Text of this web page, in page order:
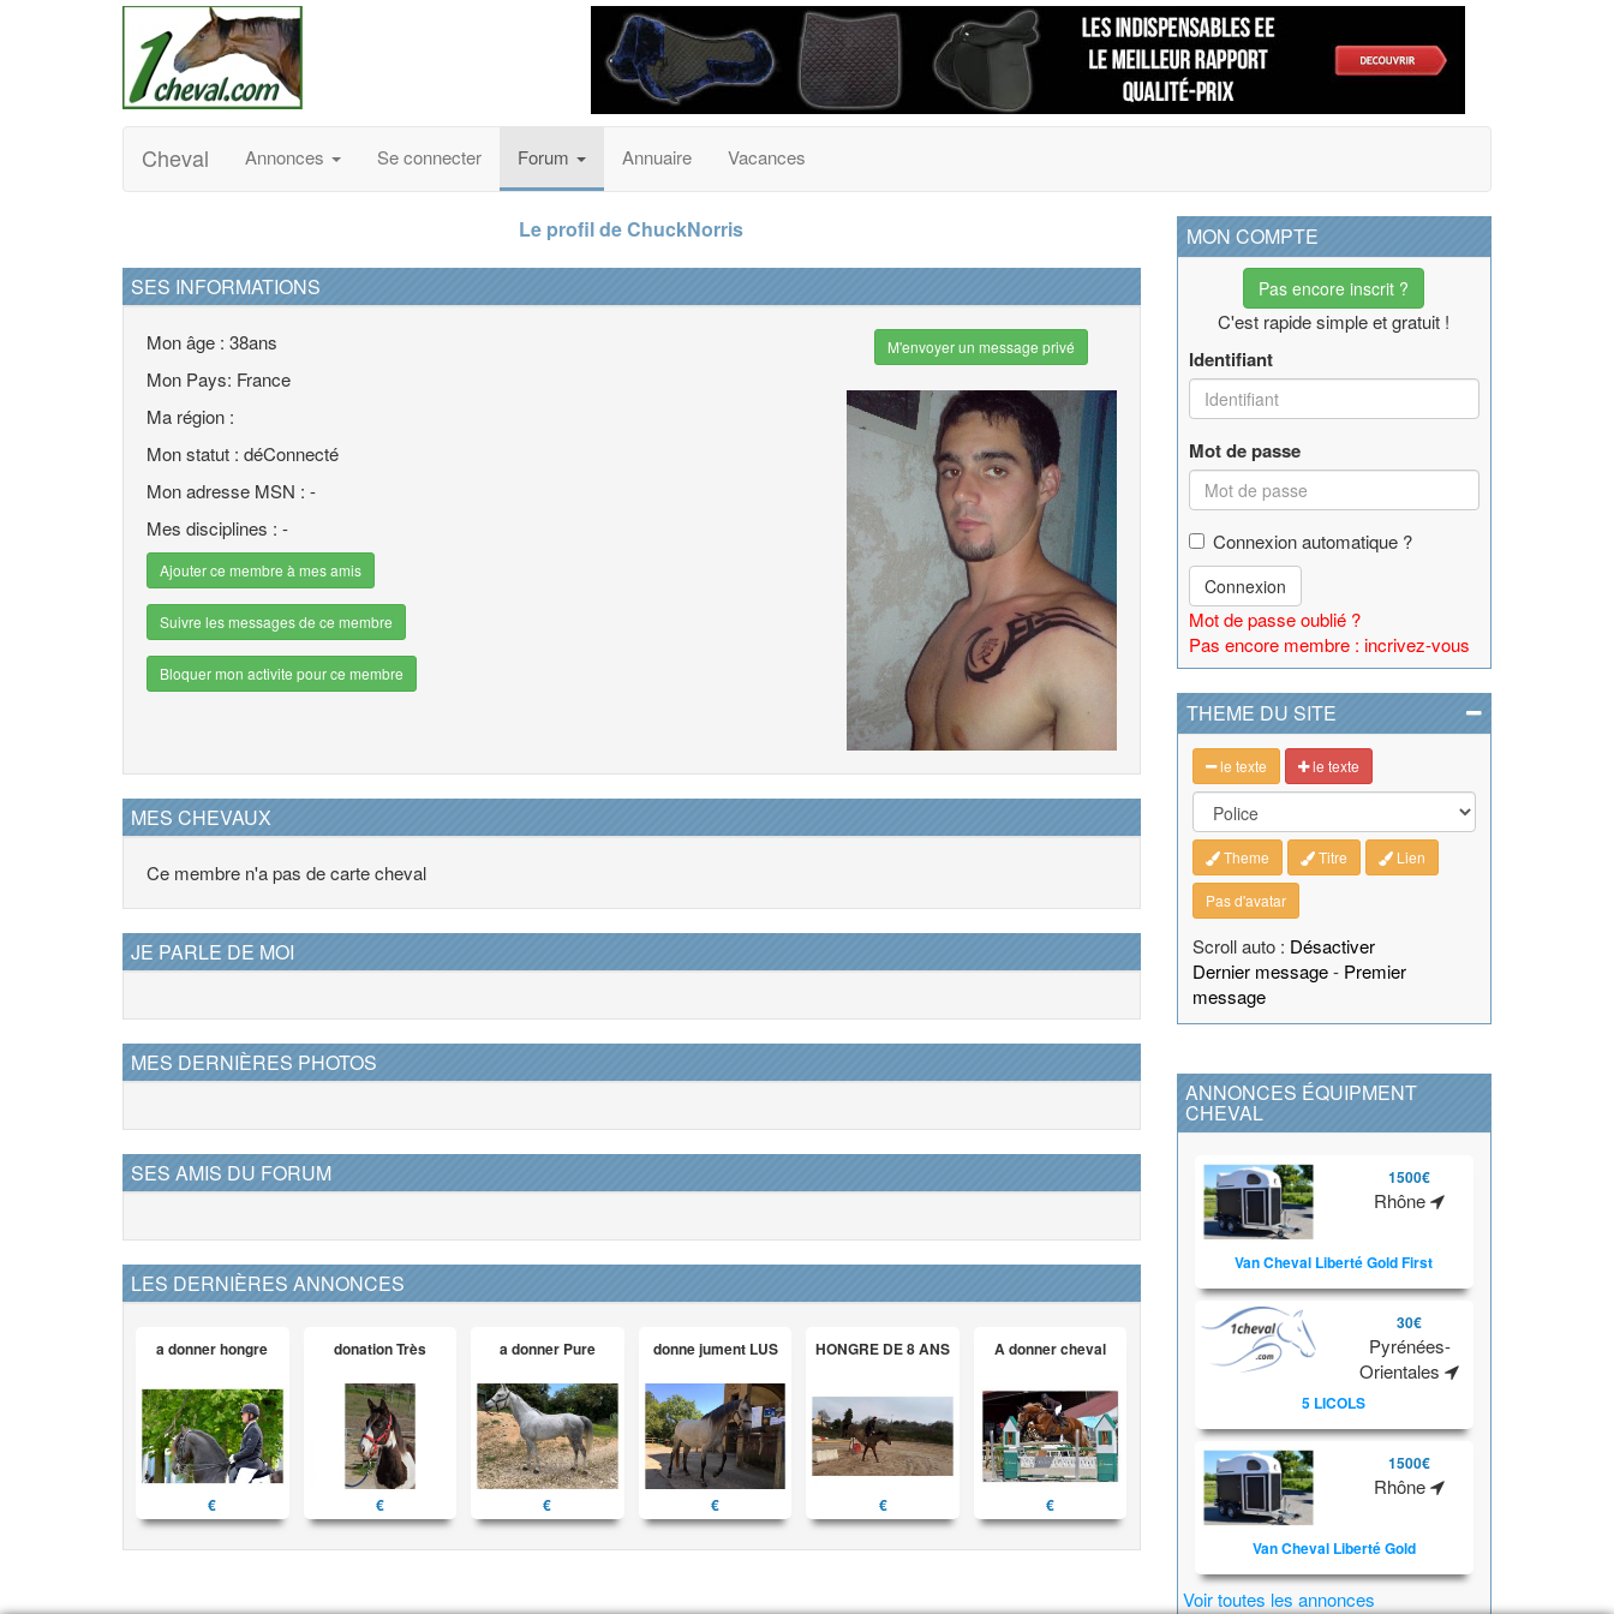
Cheval Annonces Se connecter Forum Annuaire Vacances
Le profil de ChuckNorris
SES INFORMATIONS
Mon âge : 38ans
Mon Pays: France
Ma région :
Mon statut : déConnecté
Mon adresse MSN : -
Mes disciplines : -
Ajouter ce membre à mes amis
Suivre les messages de ce membre
Bloquer mon activite pour ce membre
M'envoyer un message privé
MES CHEVAUX
Ce membre n'a pas de carte cheval
JE PARLE DE MOI
MES DERNIÈRES PHOTOS
SES AMIS DU FORUM
LES DERNIÈRES ANNONCES
a donner hongre
€
donation Très
€
a donner Pure
€
donne jument LUS
€
HONGRE DE 8 ANS
€
A donner cheval
€
MON COMPTE
Pas encore inscrit ?
C'est rapide simple et gratuit !
Identifiant
Mot de passe
Connexion automatique ?
Connexion
Mot de passe oublié ?
Pas encore membre : incrivez-vous
THEME DU SITE
le texte le texte
Theme Titre Lien
Pas d'avatar
Scroll auto : Désactiver
Dernier message- Premier
message
ANNONCES ÉQUIPMENT
CHEVAL
1500€
Rhône
Van Cheval Liberté Gold First
30€
Pyrénées-
Orientales
5 LICOLS
1500€
Rhône
Van Cheval Liberté Gold
Voir toutes les annonces